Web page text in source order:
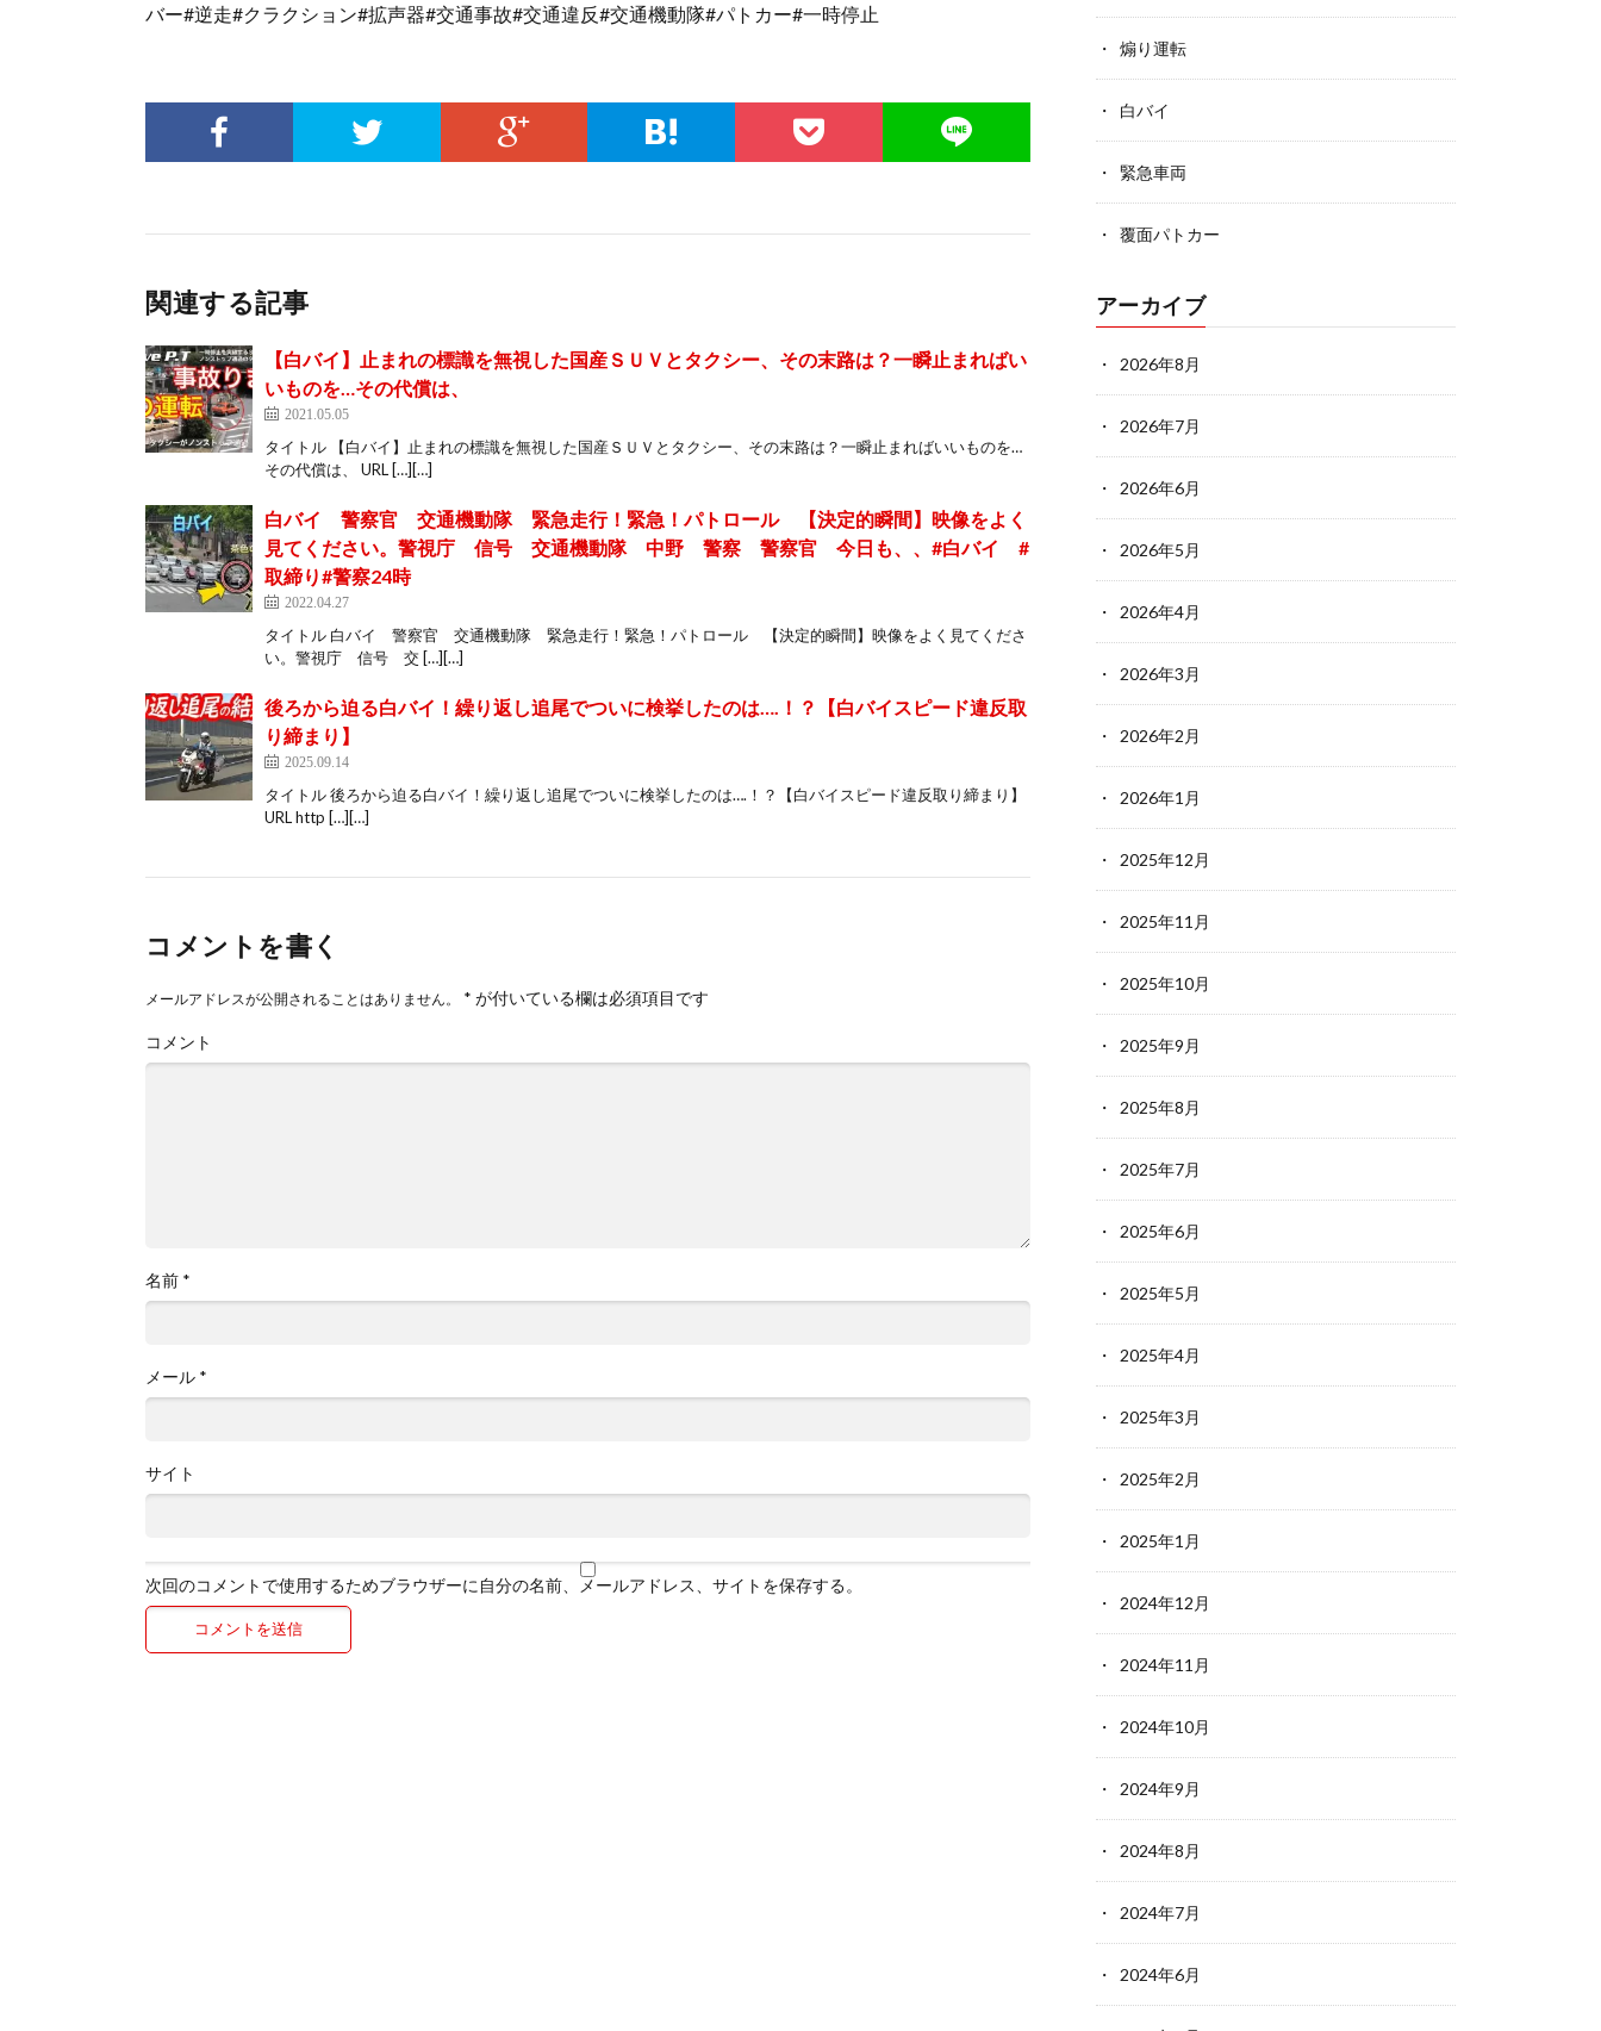
バー#逆走#クラクション#拡声器#交通事故#交通違反#交通機動隊#パトカー#一時停止
関連する記事
【白バイ】止まれの標識を無視した国産ＳＵＶとタクシー、その末路は？一瞬止まればい
いものを…その代償は、
2021.05.05
タイトル 【白バイ】止まれの標識を無視した国産ＳＵＶとタクシー、その末路は？一瞬止まればいいものを…
その代償は、 URL […][…]
白バイ 警察官 交通機動隊 緊急走行！緊急！パトロール 【決定的瞬間】映像をよく
見てください。警視庁 信号 交通機動隊 中野 警察 警察官 今日も、、#白バイ #
取締り#警察24時
2022.04.27
タイトル 白バイ 警察官 交通機動隊 緊急走行！緊急！パトロール 【決定的瞬間】映像をよく見てくださ
い。警視庁 信号 交 […][…]
後ろから迫る白バイ！繰り返し追尾でついに検挙したのは….！？【白バイスピード違反取
り締まり】
2025.09.14
タイトル 後ろから迫る白バイ！繰り返し追尾でついに検挙したのは….！？【白バイスピード違反取り締まり】
URL http […][…]
コメントを書く
メールアドレスが公開されることはありません。 * が付いている欄は必須項目です
コメント
名前 *
メール *
サイト
次回のコメントで使用するためブラウザーに自分の名前、メールアドレス、サイトを保存する。
煽り運転
白バイ
緊急車両
覆面パトカー
アーカイブ
2026年8月
2026年7月
2026年6月
2026年5月
2026年4月
2026年3月
2026年2月
2026年1月
2025年12月
2025年11月
2025年10月
2025年9月
2025年8月
2025年7月
2025年6月
2025年5月
2025年4月
2025年3月
2025年2月
2025年1月
2024年12月
2024年11月
2024年10月
2024年9月
2024年8月
2024年7月
2024年6月